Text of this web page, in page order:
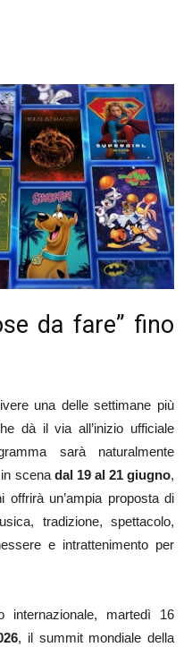
da fare” fino
una delle settimane più
dà il via all’inizio ufficiale
sarà naturalmente
scena dal 19 al 21 giugno,
un’ampia proposta di
tradizione, spettacolo,
e intrattenimento per
internazionale, martedì 16
, il summit mondiale della